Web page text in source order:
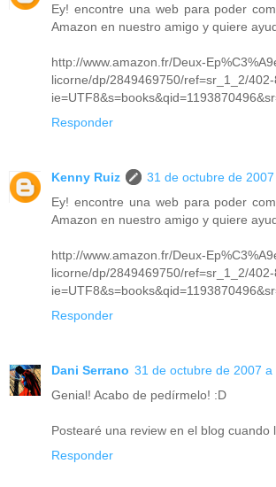
Ey! encontre una web para poder
Amazon en nuestro amigo y quiere
http://www.amazon.fr/Deux-
licorne/dp/2849469750/ref=sr_1_2/
Responder
Kenny Ruiz
31 de octubre de
Ey! encontre una web para poder
Amazon en nuestro amigo y quiere
http://www.amazon.fr/Deux-
licorne/dp/2849469750/ref=sr_1_2/
Responder
Dani Serrano 31 de octubre de 2007 a
Genial! Acabo de pedírmelo! :D
Postearé una review en el blog cuando
Responder